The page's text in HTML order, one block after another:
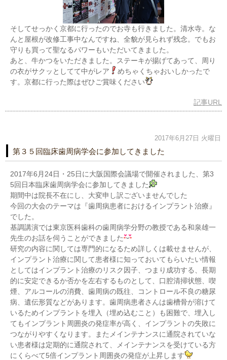
そしてせっかく京都に行ったのでお寺も行きました。清水寺。な
んと屋根が改修工事中なんですね、全貌が見られず残念。でもお
守りも買って聖なるパワーもいただいてきました。
あと、牛かつをいただきました。ステーキが揚げてあって、周り
の衣がサクッとしてて中がレア
めちゃくちゃおいしかったで
す。京都に行った際はぜひご賞味ください
記事URL
2017年6月27日 火曜日
第３５回臨床歯周病学会に参加してきました
2017年6月24日・25日に大阪国際会議場で開催されました、第3
5回日本臨床歯周病学会に参加してきました
期間中は院長不在にし、大変申し訳ございませんでした
今回の大会のテーマは『歯周病患者におけるインプラント治療』
でした。
基調講演では東京医科歯科の歯周病学分野の教授である和泉雄一
先生のお話を伺うことができました
研究の内容に関しては専門的になるため詳しくは載せませんが、
インプラント治療に関して患者様に知っておいてもらいたい情報
としてはインプラント治療のリスク因子、つまり成功する、長期
的に安定できるか否かを左右するものとして、口腔清掃状態、喫
煙、アルコールの消費、歯周病の既往、コントロール不良の糖尿
病、遺伝形質などがあります。歯周病患者さんは歯槽骨が溶けて
いるためインプラントを埋入（埋め込むこと）も困難で、埋入し
てもインプラント周囲炎の発症率が高く、インプラントの失敗に
つながりやすくなります。またメインテナンスに通院されていな
い患者様は定期的に通院されて、メインテナンスを受けている方
にくらべて5倍インプラント周囲炎の発症が上昇します